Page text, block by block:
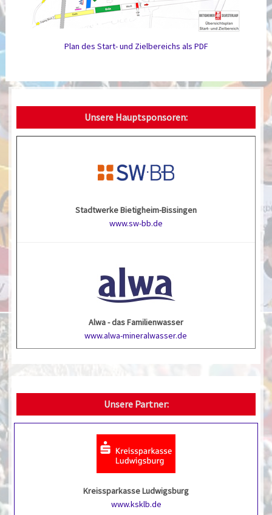
Plan des Start- und Zielbereichs als PDF
Unsere Hauptsponsoren:
Stadtwerke Bietigheim-Bissingen
www.sw-bb.de
Alwa - das Familienwasser
www.alwa-mineralwasser.de
Unsere Partner:
Kreissparkasse Ludwigsburg
www.ksklb.de